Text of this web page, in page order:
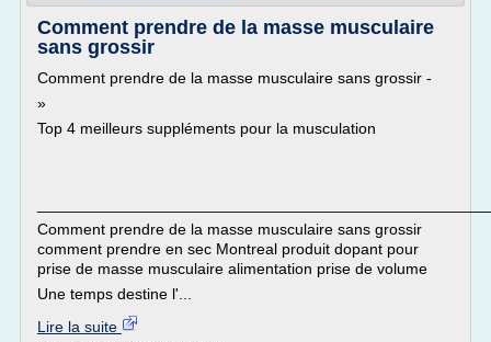
Comment prendre de la masse musculaire
sans grossir
Comment prendre de la masse musculaire sans grossir -
»
Top 4 meilleurs suppléments pour la musculation
Comment prendre de la masse musculaire sans grossir
comment prendre en sec Montreal produit dopant pour
prise de masse musculaire alimentation prise de volume
Une temps destine l'...
Lire la suite